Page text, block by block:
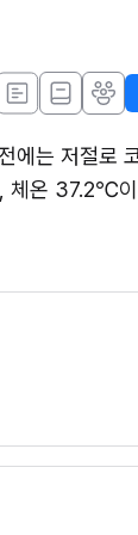
에는 저절로
, 체온 37.2℃